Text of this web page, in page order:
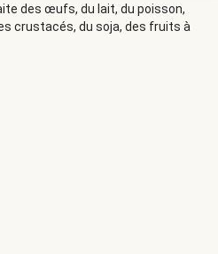
d'une salade de pommes de
Voici un plat raffiné pour un
!
des œufs, du lait, du poisson,
crustacés, du soja, des fruits à